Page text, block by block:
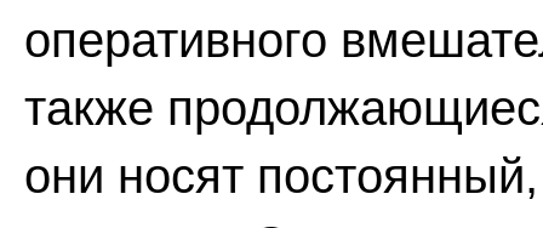
оперативного
также
они носят